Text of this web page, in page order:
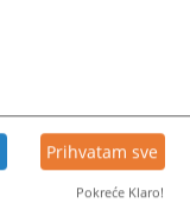
Prihvatam sve
Pokreće Klaro!